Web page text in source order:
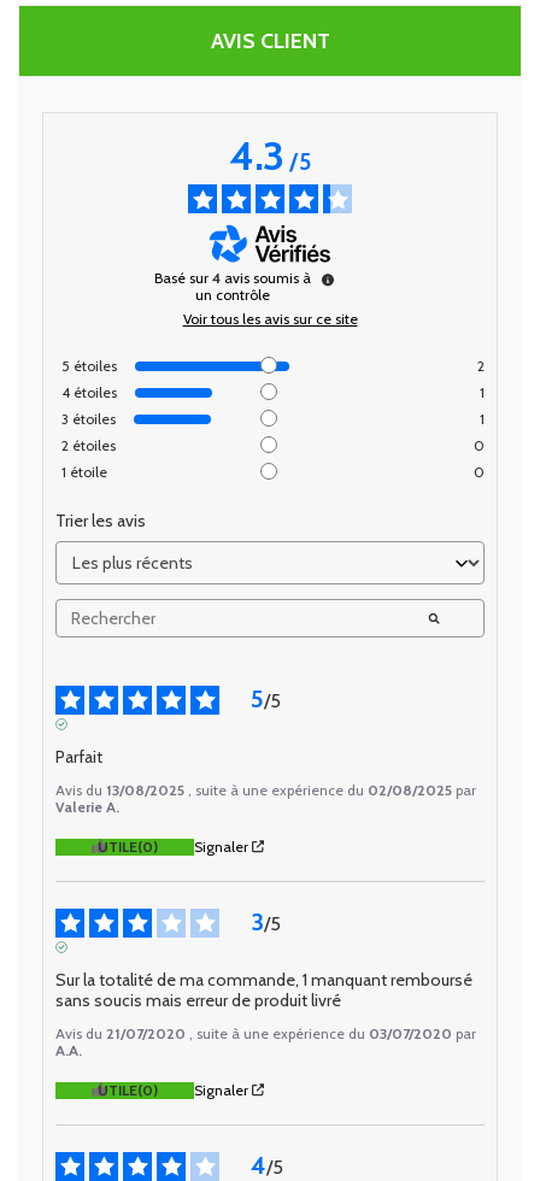
AVIS CLIENT
4.3/5
Basé sur 4 avis soumis à
un contrôle
Voir tous les avis sur ce site
5 étoiles
2
4 étoiles
1
3 étoiles
1
2 étoiles
0
1 étoile 0
Trier les avis
5/5
Parfait
Avis du 13/08/2025 , suite à une expérience du 02/08/2025 par
Valerie A.
UTILE(0) Signaler
3/5
Sur la totalité de ma commande, 1 manquant remboursé
sans soucis mais erreur de produit livré
Avis du 21/07/2020 , suite à une expérience du 03/07/2020 par
A.A.
UTILE(0) Signaler
4/5